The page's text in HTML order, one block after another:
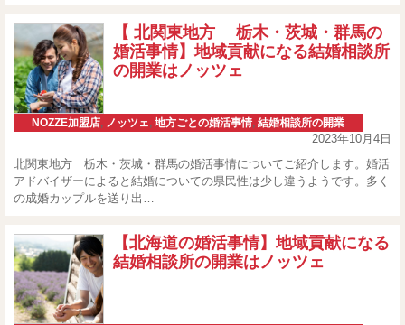
【 北関東地方 栃木・茨城・群馬の
婚活事情】地域貢献になる結婚相談所
の開業はノッツェ
NOZZE加盟店, ノッツェ, 地方ごとの婚活事情, 結婚相談所の開業
2023年10月4日
北関東地方 栃木・茨城・群馬の婚活事情についてご紹介します。婚活
アドバイザーによると結婚についての県民性は少し違うようです。多く
の成婚カップルを送り出…
【北海道の婚活事情】地域貢献になる
結婚相談所の開業はノッツェ